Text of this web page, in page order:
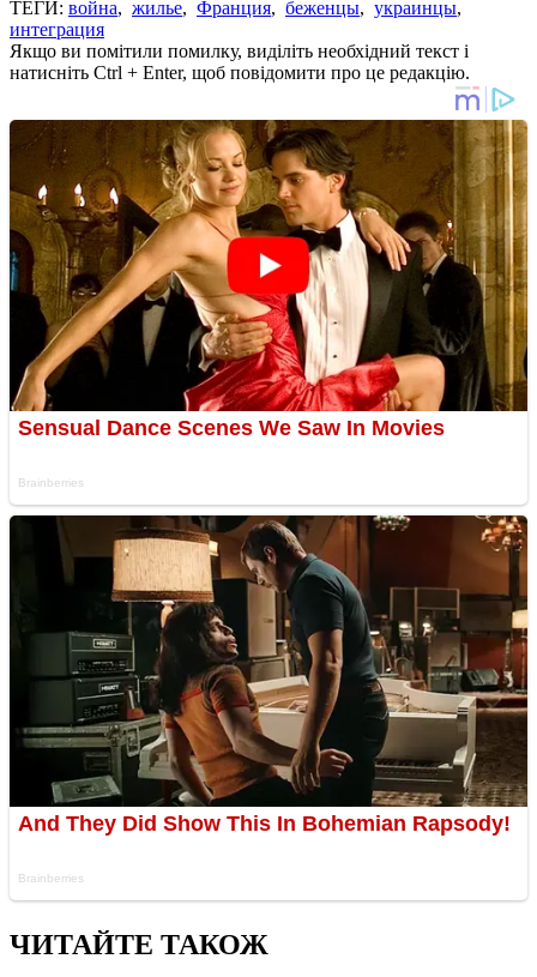
ТЕГИ: война, жилье, Франция, беженцы, украинцы,
интеграция
Якщо ви помітили помилку, виділіть необхідний текст і
натисніть Ctrl + Enter, щоб повідомити про це редакцію.
ЧИТАЙТЕ ТАКОЖ